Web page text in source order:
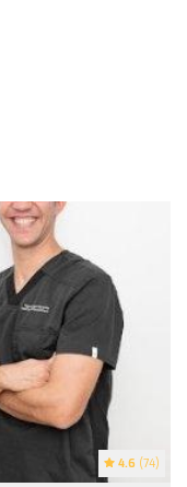
4.6 (74)